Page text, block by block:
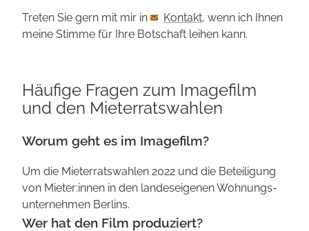
Treten Sie gern mit mir in Kontakt, wenn ich Ihnen
meine Stimme für Ihre Botschaft leihen kann.
Häufige Fragen zum Imagefilm
und den Mieterrats­wahlen
Worum geht es im Imagefilm?
Um die Mieterrats­wahlen 2022 und die Beteiligung
von Mieter:innen in den landes­eigenen Wohnungs­
unternehmen Berlins.
Wer hat den Film produziert?